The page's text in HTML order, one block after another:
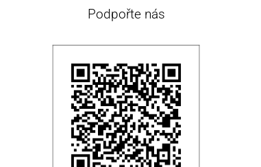
Podpořte nás